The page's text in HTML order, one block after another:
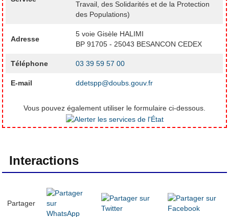
Travail, des Solidarités et de la Protection
des Populations)
Adresse
5 voie Gisèle HALIMI
BP 91705 - 25043 BESANCON CEDEX
Téléphone 03 39 59 57 00
E-mail ddetspp@doubs.gouv.fr
Vous pouvez également utiliser le formulaire ci-dessous.
Interactions
Partager